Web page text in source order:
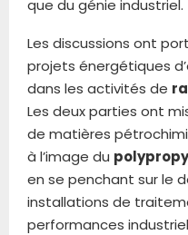
que du génie industriel.
Les discussions ont
projets énergétiques
dans les activités de
Les deux parties ont
de matières
à l’image du
en se penchant sur le
installations de
performances